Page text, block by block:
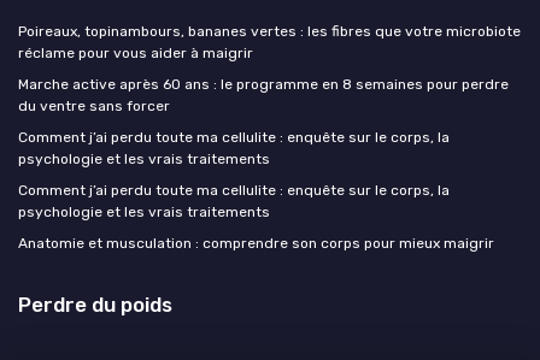
Poireaux, topinambours, bananes vertes : les fibres que votre microbiote
réclame pour vous aider à maigrir
Marche active après 60 ans : le programme en 8 semaines pour perdre
du ventre sans forcer
Comment j’ai perdu toute ma cellulite : enquête sur le corps, la
psychologie et les vrais traitements
Comment j’ai perdu toute ma cellulite : enquête sur le corps, la
psychologie et les vrais traitements
Anatomie et musculation : comprendre son corps pour mieux maigrir
Perdre du poids